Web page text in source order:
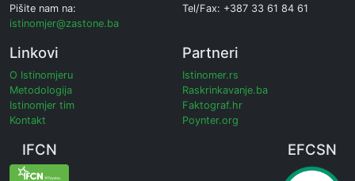
Pišite nam na:
istinomjer@zastone.ba
Tel/Fax: +387 33 61 84 61
Linkovi
O Istinomjeru
Metodologija
Istinomjer tim
Kontakt
Partneri
Istinomer.rs
Raskrinkavanje.ba
Faktograf.hr
Poynter.org
IFCN EFCSN